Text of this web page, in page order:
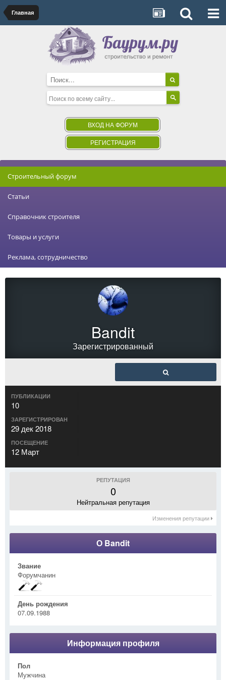
Главная
ВХОД НА ФОРУМ
РЕГИСТРАЦИЯ
Строительный форум
Статьи
Справочник строителя
Товары и услуги
Реклама, сотрудничество
Bandit
Зарегистрированный
ПУБЛИКАЦИИ
10
ЗАРЕГИСТРИРОВАН
29 дек 2018
ПОСЕЩЕНИЕ
12 Март
РЕПУТАЦИЯ
0
Нейтральная репутация
Изменения репутации
О Bandit
Звание
Форумчанин
День рождения
07.09.1988
Информация профиля
Пол
Мужчина